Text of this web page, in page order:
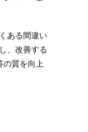
ある間違い
、改善する
の質を向上